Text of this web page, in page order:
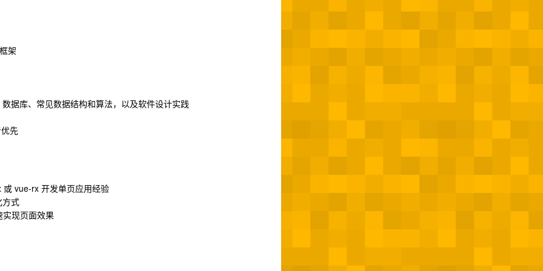
架
据库、常见数据结构和算法，以及软件设计实践
先
vue-rx 开发单页应用经验
方式
现页面效果